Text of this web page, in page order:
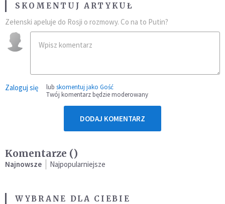
SKOMENTUJ ARTYKUŁ
Zełenski apeluje do Rosji o rozmowy. Co na to Putin?
Zaloguj się lub skomentuj jako Gość
Twój komentarz będzie moderowany
DODAJ KOMENTARZ
Komentarze ()
Najnowsze Najpopularniejsze
WYBRANE DLA CIEBIE